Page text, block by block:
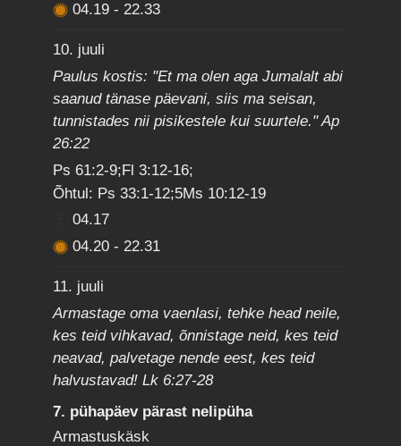
04.19-22.33
10. juuli
Paulus kostis: "Et ma olen aga Jumalalt abi
saanud tänase päevani, siis ma seisan,
tunnistades nii pisikestele kui suurtele." Ap
26:22
Ps 61:2-9;Fl 3:12-16;
Õhtul: Ps 33:1-12;5Ms 10:12-19
04.17
04.20-22.31
11. juuli
Armastage oma vaenlasi, tehke head neile,
kes teid vihkavad, õnnistage neid, kes teid
neavad, palvetage nende eest, kes teid
halvustavad! Lk 6:27-28
7. pühapäev pärast nelipüha
Armastuskäsk